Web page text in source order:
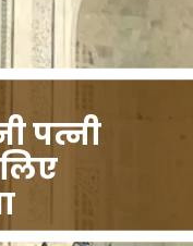
पत्नी